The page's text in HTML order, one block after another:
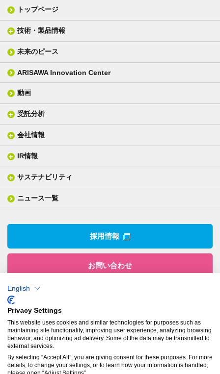
トップページ
技術・製品情報
FPC材料
カバーレイフィルム
銅張り積層板
層間接着シート
3D材料
電気絶縁・産業構造材料
織物製品
一般塗工製品
産業用構造材料
塗る
技術用語集
技術・製品情報トップ
未来のピース
ARISAWA Innovation Center
動画
受託分析
分析メニュー(事例)
分析ニュース
会社情報
会社概要
事業所
関係企業
IR情報
IR情報トップ
IRニュース
サステナビリティ
サステナビリティ・マネジメント
社会との関わり
ニュース一覧
採用情報
お問い合わせ
株式会社有沢製作所
本社
〒943-8610
新潟県上越市南本町1丁目5番5号
TEL：025-524-5121／FAX：025-524-1117
プライバシーポリシー
English
Privacy Settings
This website uses cookies and similar technologies for purposes such as
maintaining site functionality, improving user experience, analyzing browsing
behavior, and optimizing ad delivery. Some of the data may be transmitted to
external services.
By selecting “Accept All”, you are giving consent for these purposes. For more
details, to change your settings, or to learn how your information is handled,